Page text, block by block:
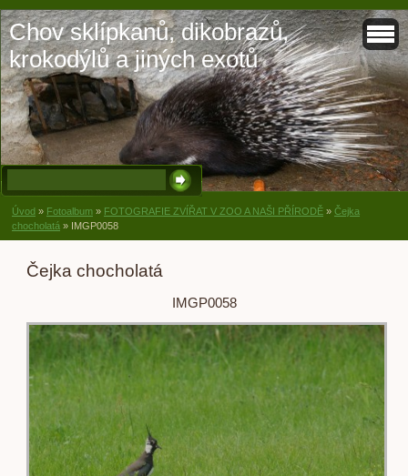
Chov sklípkanů, dikobrazů,
krokodýlů a jiných exotů
Úvod » Fotoalbum » FOTOGRAFIE ZVÍŘAT V ZOO A NAŠI PŘÍRODĚ » Čejka
chocholatá » IMGP0058
Čejka chocholatá
IMGP0058